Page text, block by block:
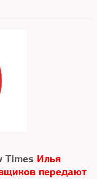
Times Илья
передают